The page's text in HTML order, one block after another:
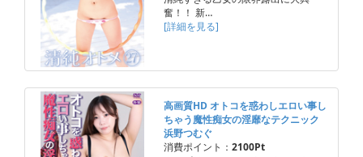
奮！！ 新…
[詳細を見る]
高画質HD オトコを惑わしエロい事し
ちゃう魔性痴女の淫靡なテクニック
浜野つむぐ
消費ポイント： 2100Pt